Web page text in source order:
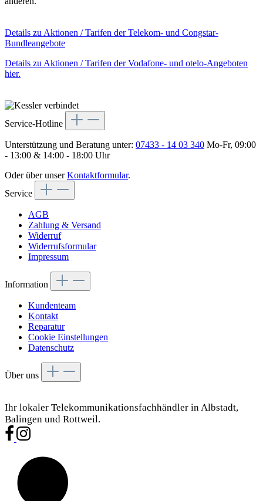
Details zu Aktionen / Tarifen der Telekom- und Congstar-
Bundleangebote
Details zu Aktionen / Tarifen der Vodafone- und otelo-Angeboten
hier.
Service-Hotline
Unterstützung und Beratung unter: 07433 - 14 03 340 Mo-Fr, 09:00
- 13:00 & 14:00 - 18:00 Uhr
Oder über unserKontaktformular.
Service
AGB
Zahlung & Versand
Widerruf
Widerrufsformular
Impressum
Information
Kundenteam
Kontakt
Reparatur
Cookie Einstellungen
Datenschutz
Über uns
Ihr lokaler Telekommunikationsfachhändler in Albstadt,
Balingen und Rottweil.